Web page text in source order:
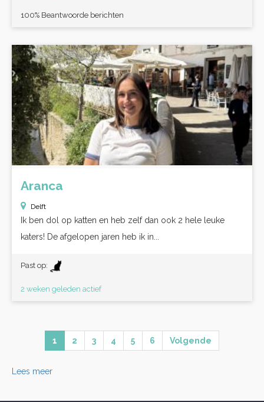
100% Beantwoorde berichten
Aranca
Delft
Ik ben dol op katten en heb zelf dan ook 2 hele leuke
katers! De afgelopen jaren heb ik in...
Past op:
2 weken geleden actief
1 2 3 4 5 6 Volgende
Lees meer